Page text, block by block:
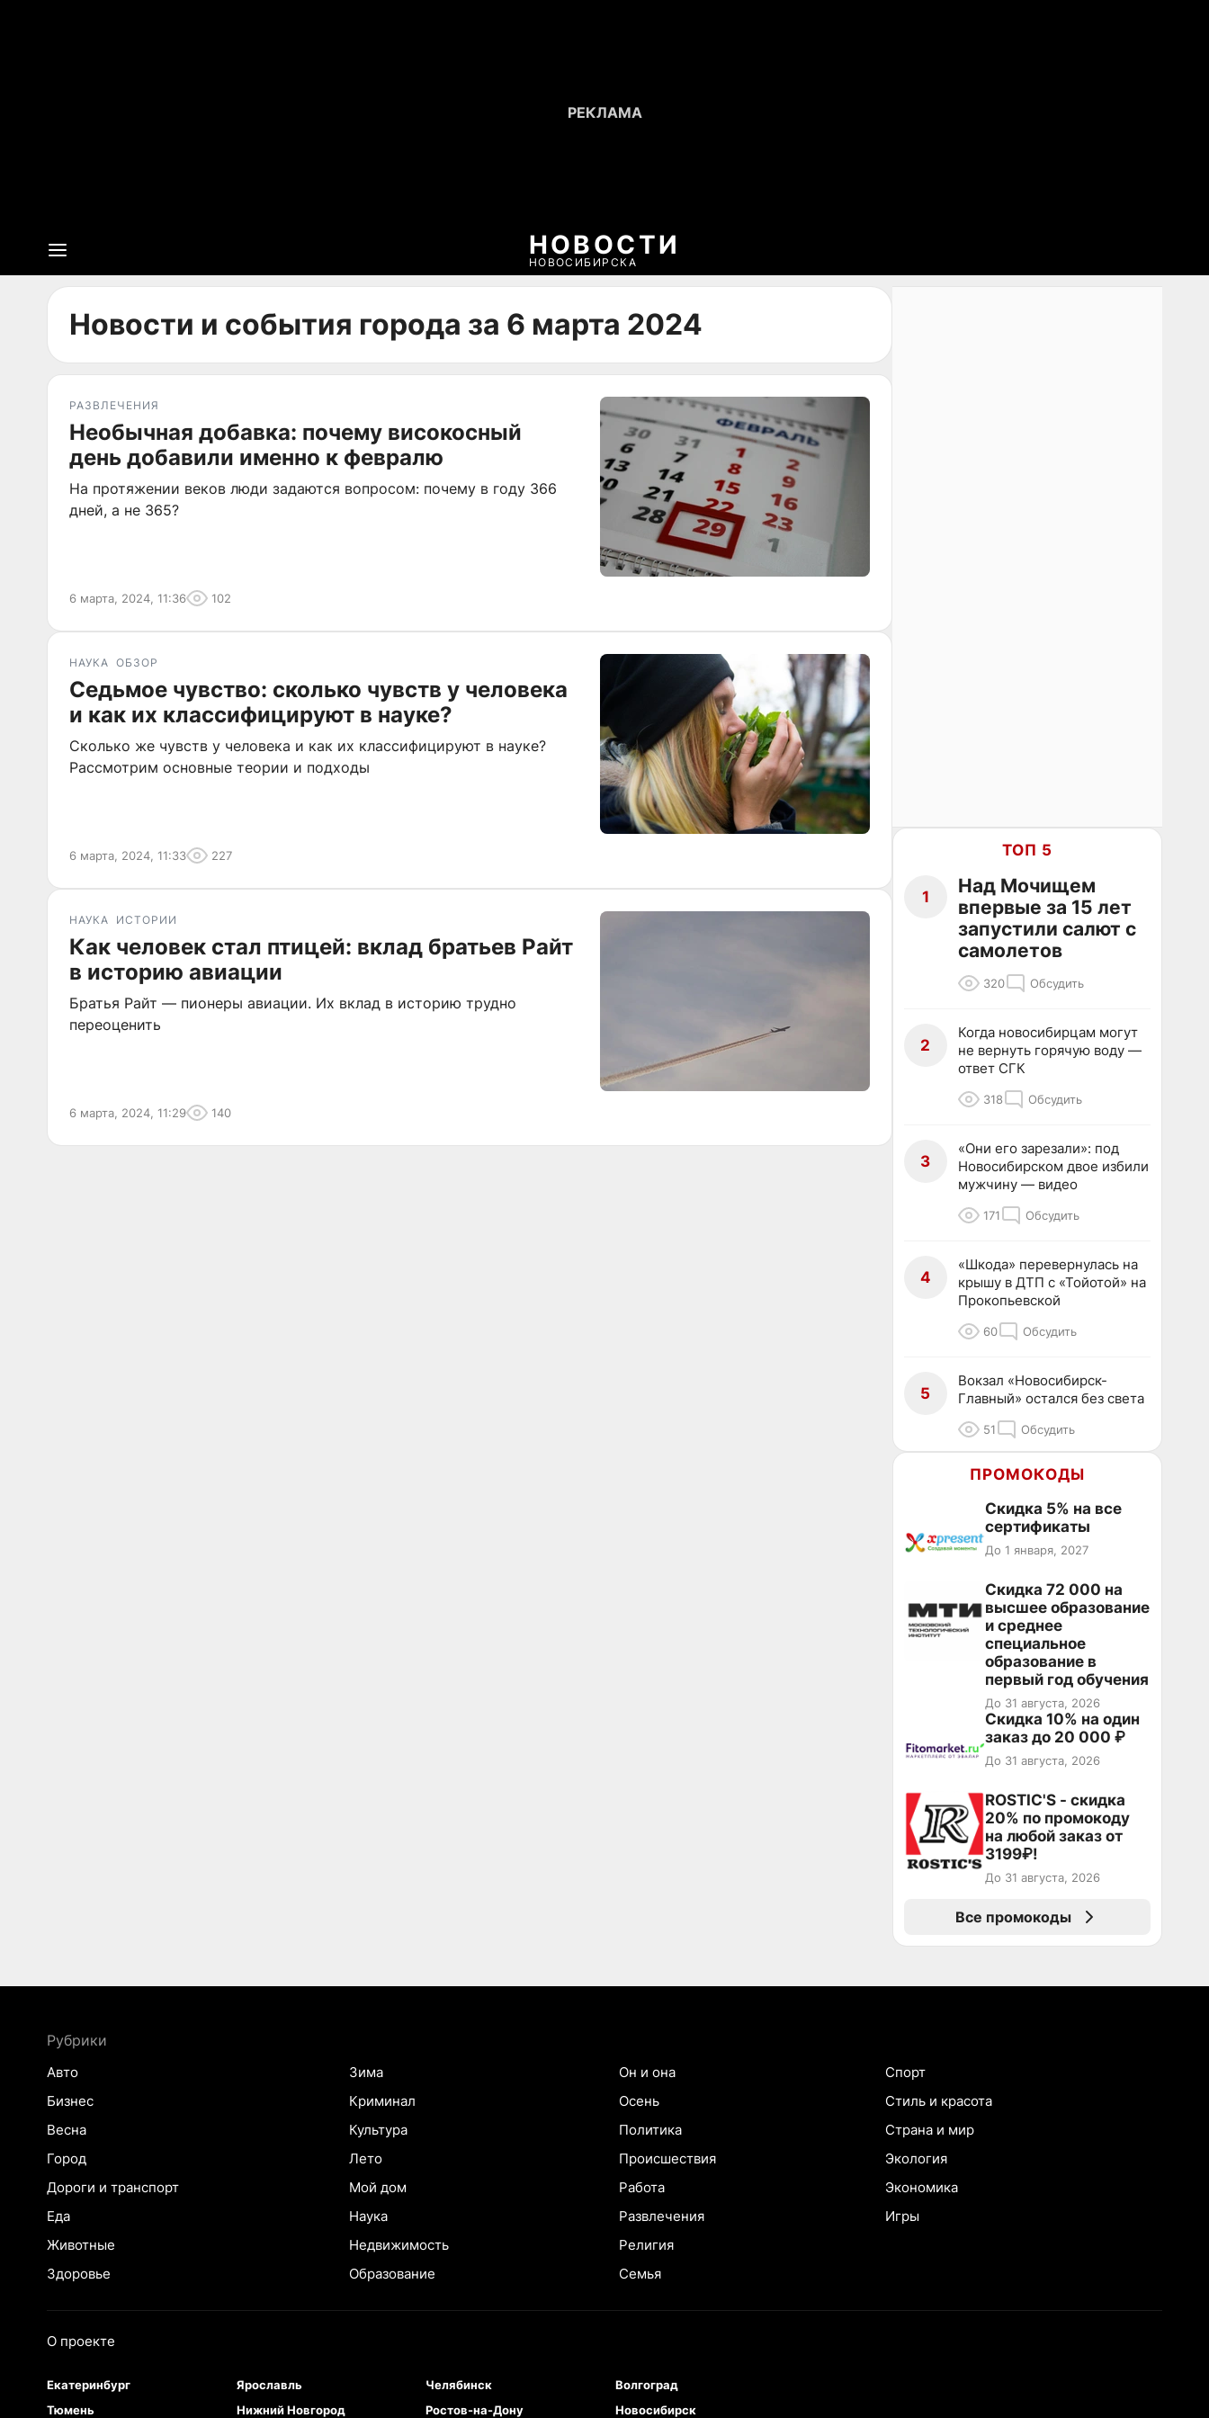
НОВОСТИ
НОВОСИБИРСКА
Новости и события города за 6 марта 2024
РАЗВЛЕЧЕНИЯ
Необычная добавка: почему високосный
день добавили именно к февралю
На протяжении веков люди задаются вопросом: почему в году 366
дней, а не 365?
6 марта, 2024, 11:36 102
НАУКА ОБЗОР
Седьмое чувство: сколько чувств у человека
и как их классифицируют в науке?
Сколько же чувств у человека и как их классифицируют в науке?
Рассмотрим основные теории и подходы
6 марта, 2024, 11:33 227
НАУКА ИСТОРИИ
Как человек стал птицей: вклад братьев Райт
в историю авиации
Братья Райт — пионеры авиации. Их вклад в историю трудно
переоценить
6 марта, 2024, 11:29 140
ТОП 5
1
Над Мочищем
впервые за 15 лет
запустили салют с
самолетов
320 Обсудить
2
Когда новосибирцам могут
не вернуть горячую воду —
ответ СГК
318 Обсудить
3
«Они его зарезали»: под
Новосибирском двое избили
мужчину — видео
171 Обсудить
4
«Шкода» перевернулась на
крышу в ДТП с «Тойотой» на
Прокопьевской
60 Обсудить
5
Вокзал «Новосибирск-
Главный» остался без света
51 Обсудить
ПРОМОКОДЫ
Скидка 5% на все
сертификаты
До 1 января, 2027
Скидка 72 000 на
высшее образование
и среднее
специальное
образование в
первый год обучения
До 31 августа, 2026
Скидка 10% на один
заказ до 20 000 ₽
До 31 августа, 2026
ROSTIC'S - скидка
20% по промокоду
на любой заказ от
3199₽!
До 31 августа, 2026
Все промокоды
Рубрики
Авто
Бизнес
Весна
Город
Дороги и транспорт
Еда
Животные
Здоровье
Зима
Криминал
Культура
Лето
Мой дом
Наука
Недвижимость
Образование
Он и она
Осень
Политика
Происшествия
Работа
Развлечения
Религия
Семья
Спорт
Стиль и красота
Страна и мир
Экология
Экономика
Игры
О проекте
Екатеринбург
Тюмень
Ярославль
Нижний Новгород
Челябинск
Ростов-на-Дону
Волгоград
Новосибирск